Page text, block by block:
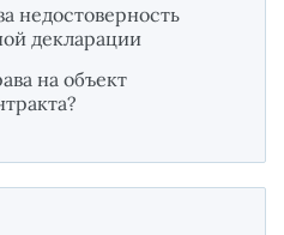
недостоверность
декларации
на объект